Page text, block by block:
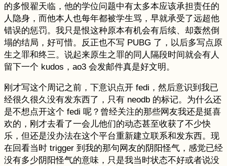
的多恨翟天临，他的学位问题中有太多本应该承担责任的
人隐身，而他本人也每年都被学生骂，早就承受了远超他
错误的惩罚。我只是恨这种原本有机会有后续、却轰然倒
塌的结局，好可惜。反正也不写 PUBG 了，以后多写点原
生之罪和终三。说起来原生之罪的同人隔段时间就会有人
留下一个 kudos，ao3 会发邮件真是好文明。
刚才写这个周记之前，下意识点开 fedi，然后意识到我已
经很久很久没有发东西了，只有 neodb 的标记。为什么还
是不想点开这个 fedi 呢？曾经关注的那些网友我还是挺喜
欢的，刚才去看了一会儿他们的动态甚至收获了不少快
乐，但还是没办法在这个平台重新建立联系和发东西。现
在回看当时 trigger 到我的那句网友的阴阳怪气，感觉已经
没有多少阴阳怪气的意味，只是我当时状态不好或者说没